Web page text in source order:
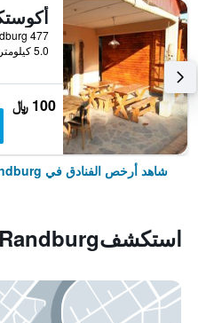
5.0 كيلومتر عن وسط المدينة
100 ﷼
شاهد أرخص الفنادق في Randburg
استكشفNorth, Randburg